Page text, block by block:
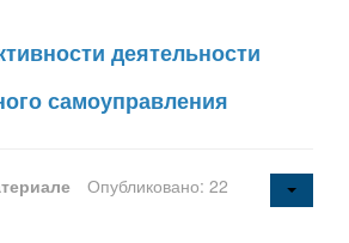
деятельности
самоуправления
Опубликовано: 22